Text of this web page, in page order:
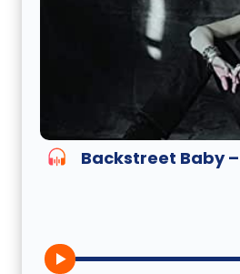
Backstreet Baby